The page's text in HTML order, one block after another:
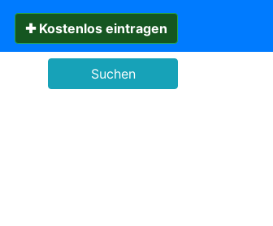
✚ Kostenlos eintragen
Suchen